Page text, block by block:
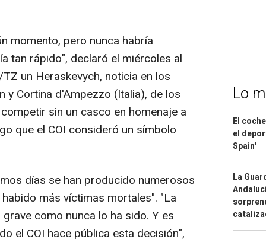
momento, pero nunca habría
tan rápido", declaró el miércoles al
un Heraskevych, noticia en los
y Cortina d'Ampezzo (Italia), de los
sin un casco en homenaje a
que el COI consideró un símbolo
días se han producido numerosos
más víctimas mortales". "La
como nunca lo ha sido. Y es
el COI hace pública esta decisión",
Lo
El
el
Spain'
La